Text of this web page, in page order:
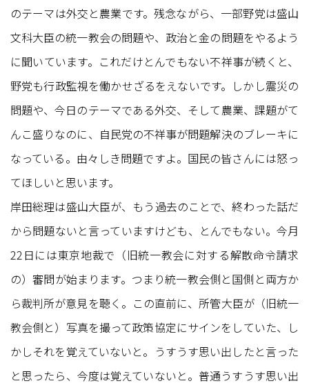
のテーマは外交と農業です。残念ながら、一部野党は盛山
文科大臣の統一教会の問題や、政治と金の問題をやるよう
に聞いています。これだけとんでもない不祥事が続くと、
野党も行政監視を働かせざるをえないです。しかし震災の
問題や、今日のテーマである外交、そして農業、課題がて
んこ盛りなのに、自民党の不祥事が問題解決のブレーキに
なっている。由々しき問題ですよ。国民の皆さんには怒っ
てほしいと思います。
岸田総理は盛山大臣が、もう過去のことで、終わった話だ
から問題ないと言っていますけども、とんでもない。今月
22日には東京地裁で（旧統一教会に対する解散命令請求
の）審問が始まります。つまり統一教会側と国側と両方か
ら裁判所が意見を聴く。この直前に、所管大臣が（旧統一
教会側と）写真を撮って政策協定にサインをしていた、し
かしそれを覚えていないと。うすうす思い出したと言った
と思ったら、今度は覚えていないと。普通うすうす思い出